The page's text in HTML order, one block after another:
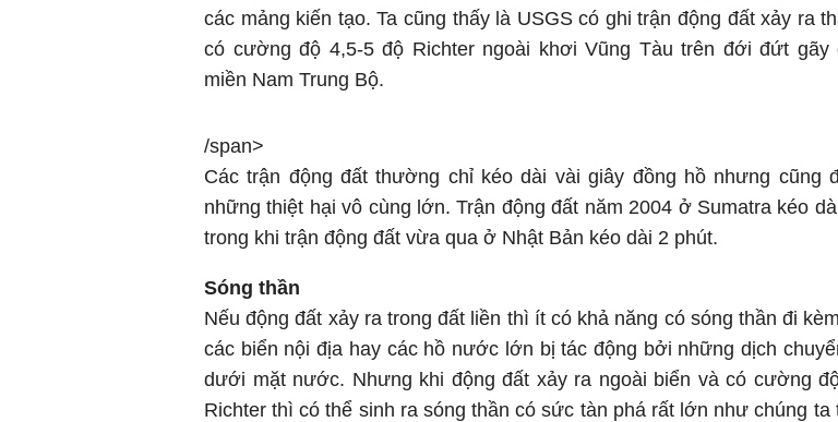
các mảng kiến tạo. Ta cũng thấy là USGS có ghi trận động đất xảy ra
có cường độ 4,5-5 độ Richter ngoài khơi Vũng Tàu trên đới đứt gãy
miền Nam Trung Bộ.
/span>
Các trận động đất thường chỉ kéo dài vài giây đồng hồ nhưng cũng
những thiệt hại vô cùng lớn. Trận động đất năm 2004 ở Sumatra kéo
trong khi trận động đất vừa qua ở Nhật Bản kéo dài 2 phút.
Sóng thần
Nếu động đất xảy ra trong đất liền thì ít có khả năng có sóng thần đi
các biển nội địa hay các hồ nước lớn bị tác động bởi những dịch
dưới mặt nước. Nhưng khi động đất xảy ra ngoài biển và có cường
Richter thì có thể sinh ra sóng thần có sức tàn phá rất lớn như chúng ta